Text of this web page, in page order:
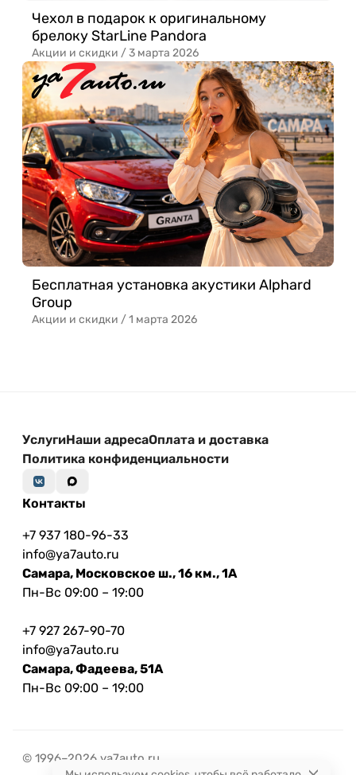
Чехол в подарок к оригинальному
брелоку StarLine Pandora
Акции и скидки /3 марта 2026
Бесплатная установка акустики Alphard
Group
Акции и скидки /1 марта 2026
УслугиНаши адресаОплата и доставка
Политика конфиденциальности
Контакты
+7 937 180-96-33
info@ya7auto.ru
Самара, Московское ш., 16 км., 1А
Пн-Вс 09:00 – 19:00
+7 927 267-90-70
info@ya7auto.ru
Самара, Фадеева, 51А
Пн-Вс 09:00 – 19:00
© 1996–2026 ya7auto.ru